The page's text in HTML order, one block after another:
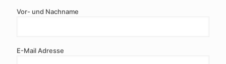
Vor- und Nachname
E-Mail Adresse